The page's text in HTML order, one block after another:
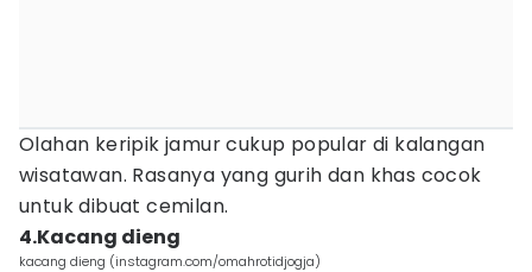
Olahan keripik jamur cukup popular di kalangan
wisatawan. Rasanya yang gurih dan khas cocok
untuk dibuat cemilan.
4.Kacang dieng
kacang dieng (instagram.com/omahrotidjogja)